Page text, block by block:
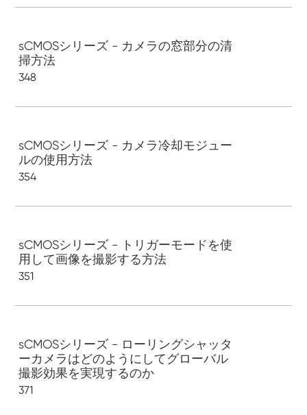
sCMOSシリーズ - カメラの窓部分の清
掃方法
348
sCMOSシリーズ - カメラ冷却モジュー
ルの使用方法
354
sCMOSシリーズ - トリガーモードを使
用して画像を撮影する方法
351
sCMOSシリーズ - ローリングシャッタ
ーカメラはどのようにしてグローバル
撮影効果を実現するのか
371